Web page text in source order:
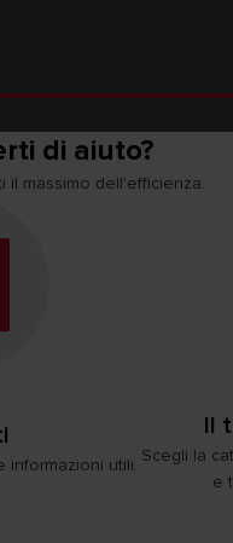
di aiuto?
il massimo dell'efficienza.
informazioni utili.
Il
Scegli la
e